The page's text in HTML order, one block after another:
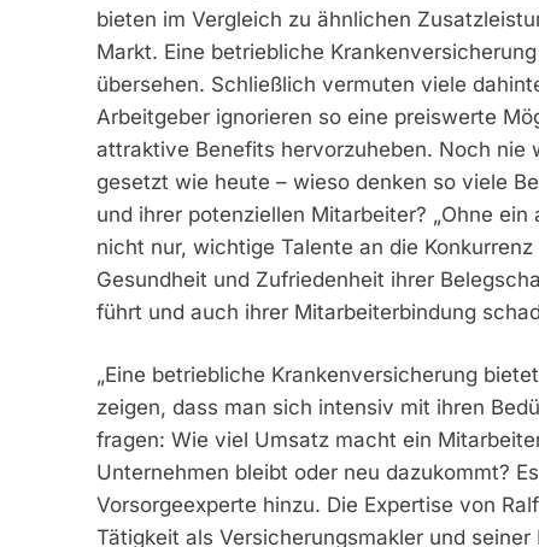
bieten im Vergleich zu ähnlichen
Markt. Eine betriebliche
übersehen. Schließlich vermuten viele
Arbeitgeber ignorieren so eine preiswerte
attraktive Benefits hervorzuheben. Noch nie
gesetzt wie heute – wieso denken so viele
und ihrer potenziellen Mitarbeiter? „Ohne
nicht nur, wichtige Talente an die
Gesundheit und Zufriedenheit ihrer
führt und auch ihrer Mitarbeiterbindung
„Eine betriebliche Krankenversicherung
zeigen, dass man sich intensiv mit ihren
fragen: Wie viel Umsatz macht ein
Unternehmen bleibt oder neu dazukommt?
Vorsorgeexperte hinzu. Die Expertise von
Tätigkeit als Versicherungsmakler und